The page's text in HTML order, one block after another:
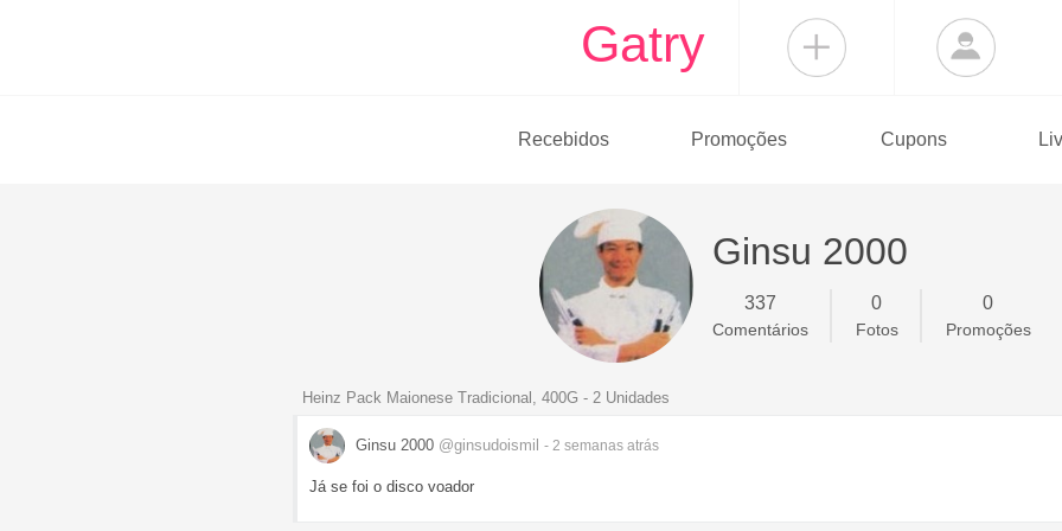
Gatry
Recebidos Promoções Cupons
Ginsu 2000
337
Comentários
0
Fotos
0
Promoções
Heinz Pack Maionese Tradicional, 400G - 2 Unidades
Ginsu 2000 @ginsudoismil - 2 semanas atrás
Já se foi o disco voador